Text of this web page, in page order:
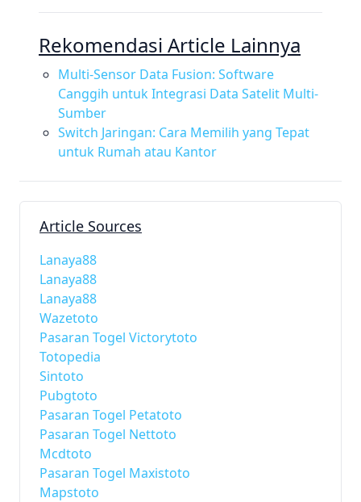
Rekomendasi Article Lainnya
Multi-Sensor Data Fusion: Software
Canggih untuk Integrasi Data Satelit Multi-
Sumber
Switch Jaringan: Cara Memilih yang Tepat
untuk Rumah atau Kantor
Article Sources
Lanaya88
Lanaya88
Lanaya88
Wazetoto
Pasaran Togel Victorytoto
Totopedia
Sintoto
Pubgtoto
Pasaran Togel Petatoto
Pasaran Togel Nettoto
Mcdtoto
Pasaran Togel Maxistoto
Mapstoto